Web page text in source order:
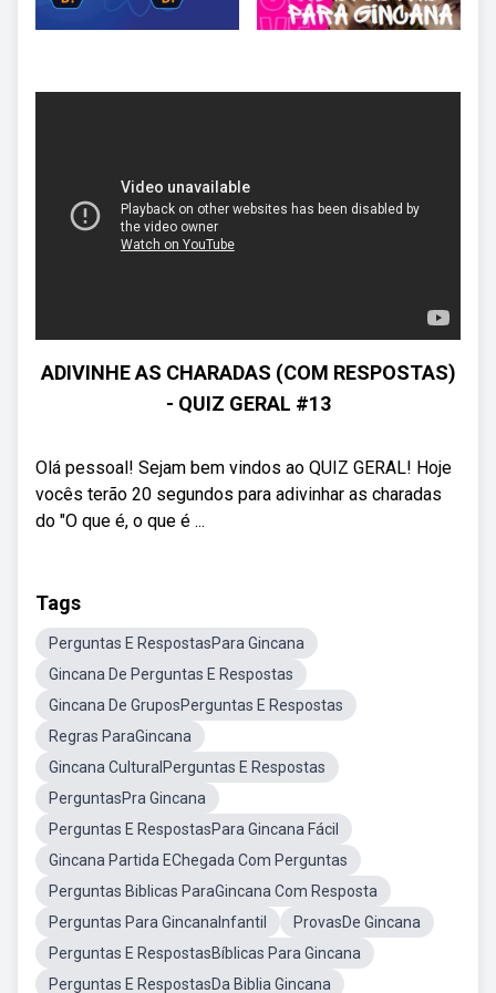
ADIVINHE AS CHARADAS (COM RESPOSTAS)
- QUIZ GERAL #13
Olá pessoal! Sejam bem vindos ao QUIZ GERAL! Hoje
vocês terão 20 segundos para adivinhar as charadas
do "O que é, o que é ...
Tags
Perguntas E RespostasPara Gincana
Gincana De Perguntas E Respostas
Gincana De GruposPerguntas E Respostas
Regras ParaGincana
Gincana CulturalPerguntas E Respostas
PerguntasPra Gincana
Perguntas E RespostasPara Gincana Fácil
Gincana Partida EChegada Com Perguntas
Perguntas Biblicas ParaGincana Com Resposta
Perguntas Para GincanaInfantil
ProvasDe Gincana
Perguntas E RespostasBíblicas Para Gincana
Perguntas E RespostasDa Biblia Gincana